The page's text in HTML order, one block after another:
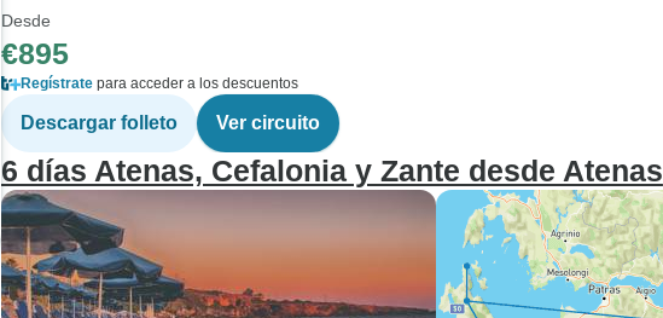
Desde
€895
Regístrate para acceder a los descuentos
Descargar folleto Ver circuito
6 días Atenas, Cefalonia y Zante desde Atenas